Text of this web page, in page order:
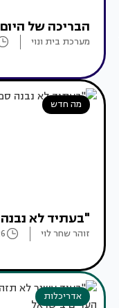
הבריכה של
מערכת בית ונוי
מה חדש
"בעתיד לא
זוהר שחר לוי
אדריכלות